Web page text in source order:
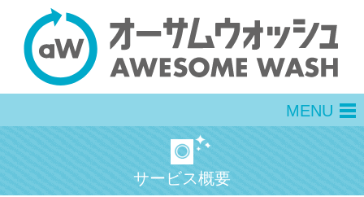
MENU
サービス概要